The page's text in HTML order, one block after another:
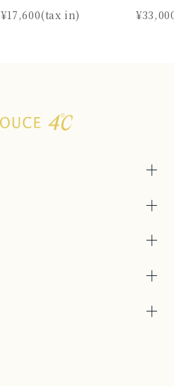
¥17,600(tax in)